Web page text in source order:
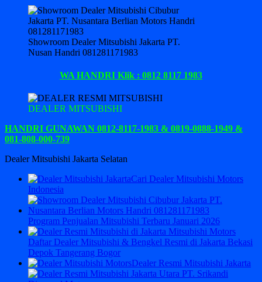
Showroom Dealer Mitsubishi Jakarta PT.
Nusan Handri 081281171983
WA HANDRI Klik : 0812 8117 1983
DEALER MITSUBISHI
HANDRI GUNAWAN 0812-8117-1983 & 0819-0888-1949 &
081-808-000-739
Dealer Mitsubishi Jakarta Selatan
Cari Dealer Mitsubishi Motors
Indonesia
Program Penjualan Mitsubishi Terbaru Januari 2026
Daftar Dealer Mitsubishi & Bengkel Resmi di Jakarta Bekasi
Depok Tangerang Bogor
Dealer Resmi Mitsubishi Jakarta